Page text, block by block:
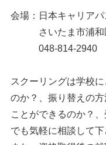
会場：日本キャリア
さいたま市浦和区
048-814-2940
スクーリングは学校
のか？、振り替えの
ことができるのか？
でも気軽に相談して下